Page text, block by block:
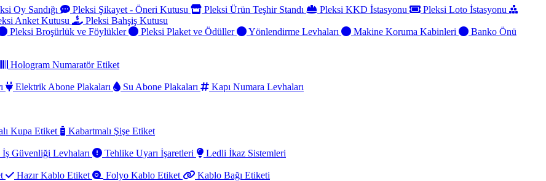
Oy Sandığı Pleksi Şikayet - Öneri Kutusu Pleksi Ürün Teşhir Standı Pleksi KKD İstasyonu
Pleksi Loto İstasyonu
Anket Kutusu
Pleksi Bahşiş Kutusu
Pleksi Broşürlük ve Föylükler Pleksi Plaket ve Ödüller Yönlendirme Levhaları Makine Koruma Kabinleri
Banko Önü
Hologram Numaratör Etiket
Elektrik Abone Plakaları Su Abone Plakaları
Kapı Numara Levhaları
Kupa Etiket
Kabartmalı Şişe Etiket
İş Güvenliği Levhaları Tehlike Uyarı İşaretleri
Ledli İkaz Sistemleri
Hazır Kablo Etiket Folyo Kablo Etiket Kablo Bağı Etiketi